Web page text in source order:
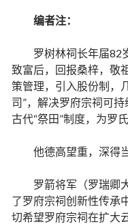
编者注：
罗树林祠长年届82
致富后，回报桑梓，敬
策管理，引入股份制，
司”，解决罗府宗祠可
古代“祭田”制度，为罗
他德高望重，深得
罗箭将军（罗瑞卿
了罗府宗祠创新性传承
切希望罗府宗祠在扩大